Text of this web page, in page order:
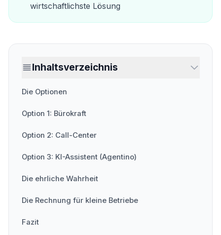
wirtschaftlichste Lösung
Inhaltsverzeichnis
Die Optionen
Option 1: Bürokraft
Option 2: Call-Center
Option 3: KI-Assistent (Agentino)
Die ehrliche Wahrheit
Die Rechnung für kleine Betriebe
Fazit